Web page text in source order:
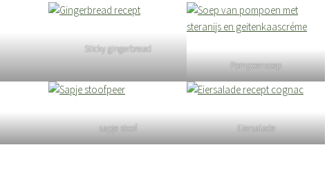
Sticky gingerbread
Pompoensoep
sapje stoof Eiersalade